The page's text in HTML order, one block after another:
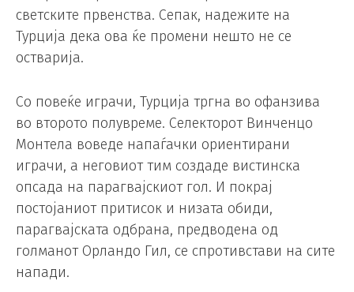
светските првенства. Сепак, надежите на
Турција дека ова ќе промени нешто не се
остварија.
Со повеќе играчи, Турција тргна во офанзива
во второто полувреме. Селекторот Винченцо
Монтела воведе напаѓачки ориентирани
играчи, а неговиот тим создаде вистинска
опсада на парагвајскиот гол. И покрај
постојаниот притисок и низата обиди,
парагвајската одбрана, предводена од
голманот Орландо Гил, се спротивстави на сите
напади.